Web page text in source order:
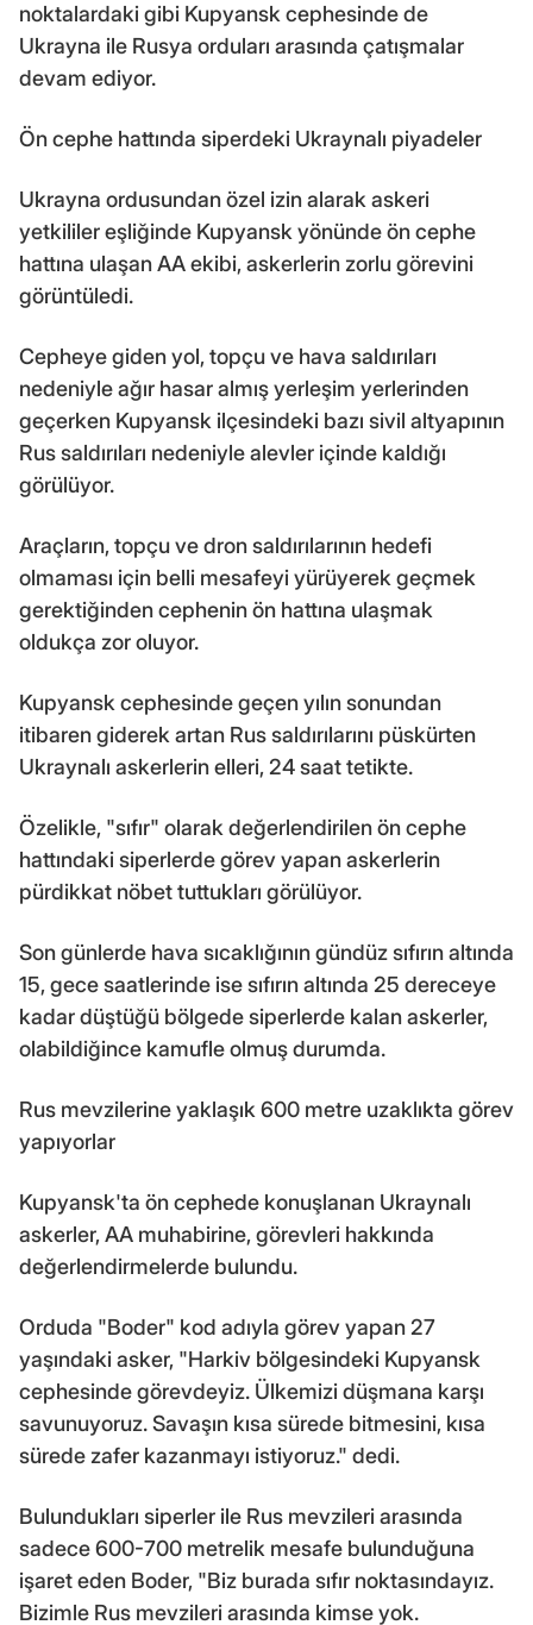
noktalardaki gibi Kupyansk cephesinde de
Ukrayna ile Rusya orduları arasında çatışmalar
devam ediyor.
Ön cephe hattında siperdeki Ukraynalı piyadeler
Ukrayna ordusundan özel izin alarak askeri
yetkililer eşliğinde Kupyansk yönünde ön cephe
hattına ulaşan AA ekibi, askerlerin zorlu görevini
görüntüledi.
Cepheye giden yol, topçu ve hava saldırıları
nedeniyle ağır hasar almış yerleşim yerlerinden
geçerken Kupyansk ilçesindeki bazı sivil altyapının
Rus saldırıları nedeniyle alevler içinde kaldığı
görülüyor.
Araçların, topçu ve dron saldırılarının hedefi
olmaması için belli mesafeyi yürüyerek geçmek
gerektiğinden cephenin ön hattına ulaşmak
oldukça zor oluyor.
Kupyansk cephesinde geçen yılın sonundan
itibaren giderek artan Rus saldırılarını püskürten
Ukraynalı askerlerin elleri, 24 saat tetikte.
Özelikle, "sıfır" olarak değerlendirilen ön cephe
hattındaki siperlerde görev yapan askerlerin
pürdikkat nöbet tuttukları görülüyor.
Son günlerde hava sıcaklığının gündüz sıfırın altında
15, gece saatlerinde ise sıfırın altında 25 dereceye
kadar düştüğü bölgede siperlerde kalan askerler,
olabildiğince kamufle olmuş durumda.
Rus mevzilerine yaklaşık 600 metre uzaklıkta görev
yapıyorlar
Kupyansk'ta ön cephede konuşlanan Ukraynalı
askerler, AA muhabirine, görevleri hakkında
değerlendirmelerde bulundu.
Orduda "Boder" kod adıyla görev yapan 27
yaşındaki asker, "Harkiv bölgesindeki Kupyansk
cephesinde görevdeyiz. Ülkemizi düşmana karşı
savunuyoruz. Savaşın kısa sürede bitmesini, kısa
sürede zafer kazanmayı istiyoruz." dedi.
Bulundukları siperler ile Rus mevzileri arasında
sadece 600-700 metrelik mesafe bulunduğuna
işaret eden Boder, "Biz burada sıfır noktasındayız.
Bizimle Rus mevzileri arasında kimse yok.